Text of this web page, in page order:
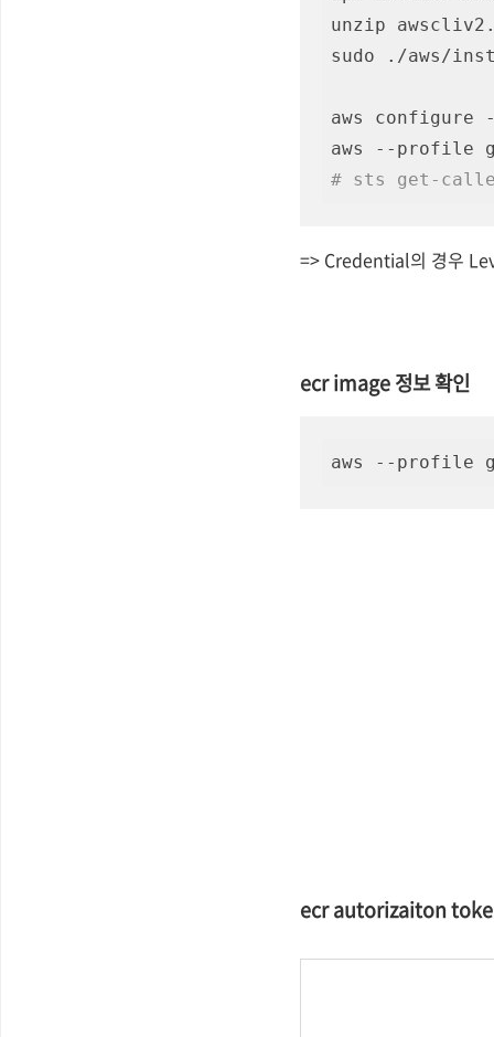
unzip
sudo ./aws/
aws
# sts get-
=> Credential의 경우
ecr image 정보 확인
aws --profile
ecr autorizaiton